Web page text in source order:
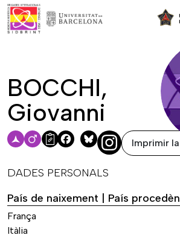
BOCCHI,
Giovanni
Facebook
Bluesky Imprimir
DADES PERSONALS
País de naixement | País
França
Itàlia